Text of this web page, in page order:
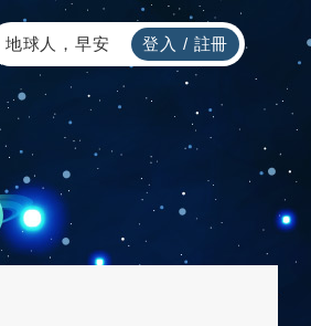
地球人，早安 登入 / 註冊